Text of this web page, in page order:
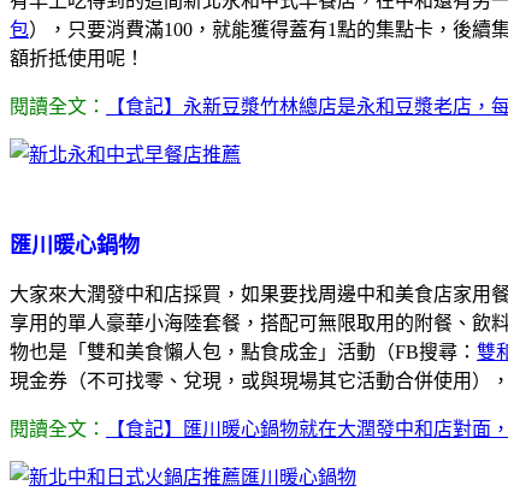
包），只要消費滿100，就能獲得蓋有1點的集點卡，後
額折抵使用呢！
閱讀全文： 【食記】永新豆漿竹林總店是永和豆漿老店
匯川暖心鍋物
大家來大潤發中和店採買，如果要找周邊中和美食店家用
享用的單人豪華小海陸套餐，搭配可無限取用的附餐、飲
物也是「雙和美食懶人包，點食成金」活動（FB搜尋： 雙
現金券（不可找零、兌現，或與現場其它活動合併使用）
閱讀全文： 【食記】匯川暖心鍋物就在大潤發中和店對